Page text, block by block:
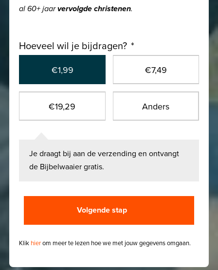
al 60+ jaarvervolgde christenen.
Hoeveel wil je bijdragen? *
€1,99 €7,49
€19,29 Anders
Je draagt bij aan de verzending en ontvangt
de Bijbelwaaier gratis.
Klik hierom meer te lezen hoe we met jouw gegevens omgaan.